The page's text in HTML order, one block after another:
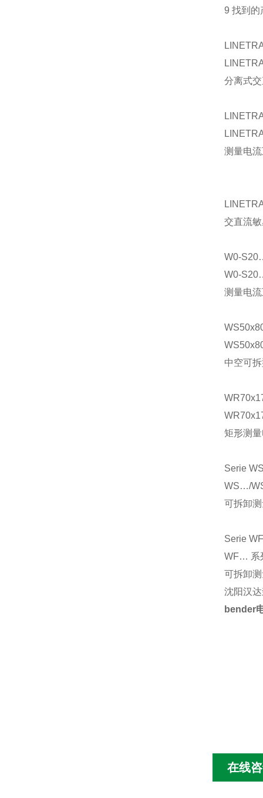
9 找到的
分离式
测量电
交直流
W0-
W0-
测量电
中空可
矩形测
Serie
WS…/
可拆卸
Serie
WF… 系
可拆卸
沈阳汉
bender
在线